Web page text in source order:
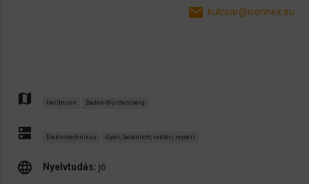
email kulcsar@iconnex.eu
map Heilbronn Baden-Württemberg
dns Elektrotechnikus Gyári, betanított, raktári, reptéri
language Nyelvtudás: jó